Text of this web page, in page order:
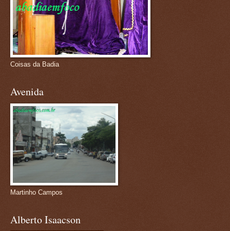
Coisas da Badia
Avenida
Martinho Campos
Alberto Isaacson